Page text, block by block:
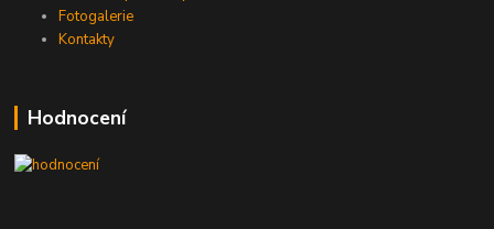
Fotogalerie
Kontakty
Hodnocení